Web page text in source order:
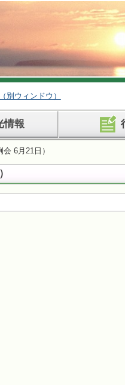
別ウィンドウ）
情報
6月21日）
の指名
決定
報告
告
問